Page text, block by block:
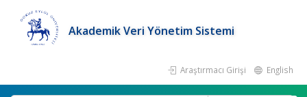
Akademik Veri Yönetim Sistemi
Araştırmacı Girişi English